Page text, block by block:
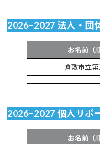
2026−2027 法人・団
お名前（
倉敷市立
2026−2027 個人サポ
お名前（